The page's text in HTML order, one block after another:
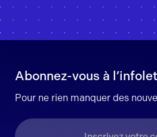
Abonnez-vous à
Pour ne rien manquer des